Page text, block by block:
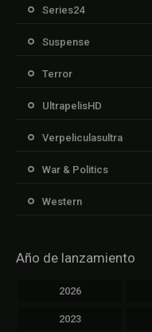
Series24
Suspense
Terror
UltrapelisHD
Verpeliculasultra
War & Politics
Western
Año de lanzamiento
2026
2023